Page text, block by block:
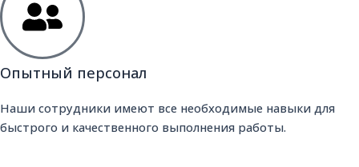
Опытный персонал
Наши сотрудники имеют все необходимые навыки для
быстрого и качественного выполнения работы.